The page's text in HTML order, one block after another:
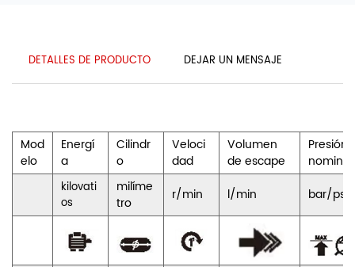
DETALLES DE PRODUCTO DEJAR UN MENSAJE
Mod
elo
Energí
a
Cilindr
o
Veloci
dad
Volumen
de escape
Presión
nominal
kilovati
os
milíme
tro
r/min l/min bar/psi